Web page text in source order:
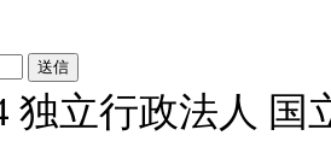
独立行政法人 国